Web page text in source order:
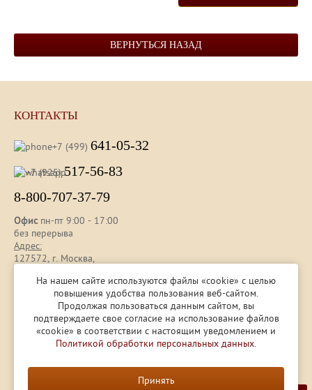
ВЕРНУТЬСЯ НАЗАД
КОНТАКТЫ
+7 (499) 641-05-32
+7 (925)517-56-83
8-800-707-37-79
Офиспн-пт 9:00 - 17:00
без перерыва
Адрес:
127572, г. Москва,
Представленная на сайте информация носит ознакомительный
характер и не является публичной офертой, определяемой ст.
437 (2) ГК РФ.
© 1996 — 2026ООО «Контур-ПАК»
Разработка и продвижение
На нашем сайте используются файлы «cookie» с целью
повышения удобства пользования веб-сайтом.
Продолжая пользоваться данным сайтом, вы
подтверждаете свое согласие на использование файлов
«cookie» в соответствии с настоящим уведомлением и
Политикой обработки персональных данных.
Принять